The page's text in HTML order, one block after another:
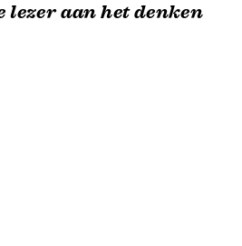
lezer aan het denken